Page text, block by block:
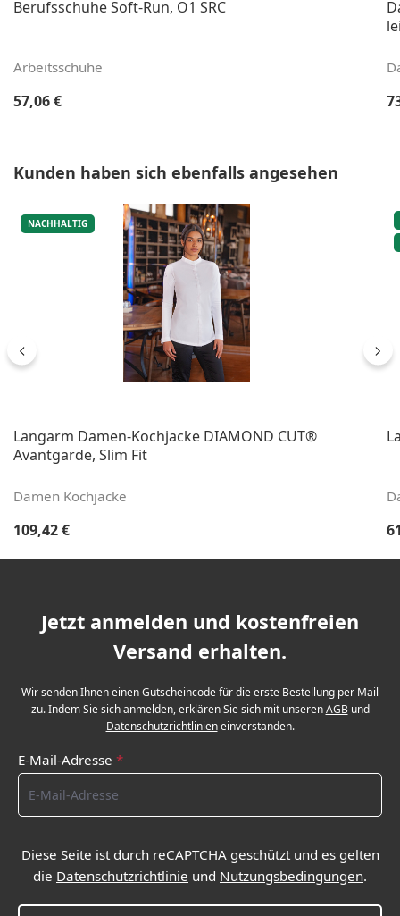
Berufsschuhe Soft-Run, O1 SRC
Arbeitsschuhe
Regulärer Preis:
57,06 €
Produktgalerie überspringen
Kunden haben sich ebenfalls angesehen
NACHHALTIG
Langarm Damen-Kochjacke DIAMOND CUT®
Avantgarde, Slim Fit
Damen Kochjacke
Regulärer Preis:
109,42 €
Jetzt anmelden und kostenfreien
Versand erhalten.
Wir senden Ihnen einen Gutscheincode für die erste Bestellung per Mail
zu. Indem Sie sich anmelden, erklären Sie sich mit unserenAGBund
Datenschutzrichtlinieneinverstanden.
E-Mail-Adresse *
Diese Seite ist durch reCAPTCHA geschützt und es gelten
die Datenschutzrichtlinie und Nutzungsbedingungen.